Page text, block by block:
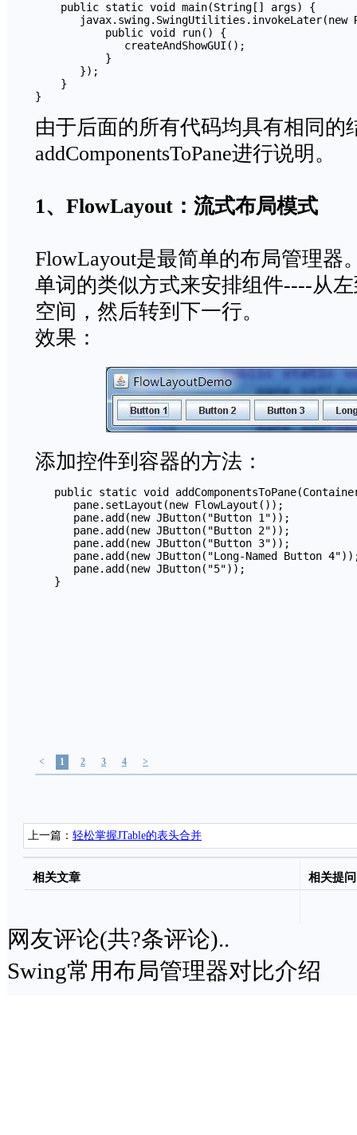
    public static void main(String[] args) {
javax.swing.SwingUtilities.invokeLater(new
           public void run() {
              createAndShowGUI();
           }
       });
    }
由于后面的所有代码均具有相同的
addComponentsToPane进行说明。
1、FlowLayout：流式布局模式
FlowLayout是最简单的布局管理器
单词的类似方式来安排组件----从
空间，然后转到下一行。
效果：
添加控件到容器的方法：
public static void
      pane.setLayout(new FlowLayout());
      pane.add(new JButton("Button 1"));
      pane.add(new JButton("Button 2"));
      pane.add(new JButton("Button 3"));
pane.add(new JButton("Long-Named Button
      pane.add(new JButton("5"));
< 1 2 3 4 >
上一篇： 轻松掌握JTable的表头合并
相关文章 相关提问
网友评论(共?条评论)..
Swing常用布局管理器对比介绍